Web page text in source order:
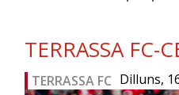
TERRASSA FC-
TERRASSA FC Dilluns,